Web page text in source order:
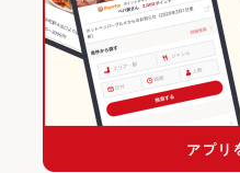
宇都宮の海鮮ランキング
宇都宮駅東口のグルメランキング
宇都宮駅東口の居酒屋ランキング
宇都宮駅東口の海鮮ランキング